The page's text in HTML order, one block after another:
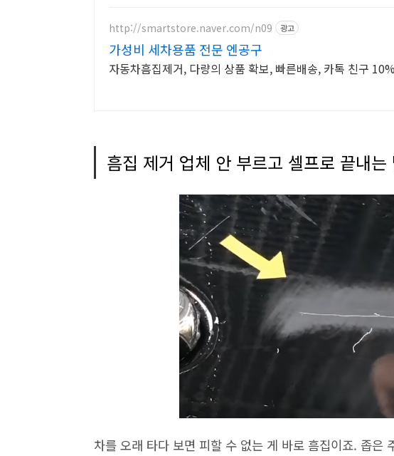
http://smartstore.naver.com/n09 광고
가성비 세차용품 전문 엔공구
자동차흠집제거, 다량의 상품 확보, 빠른배송, 카톡 친구
흠집 제거 업체 안 부르고 셀프로 끝내는
차를 오래 타다 보면 피할 수 없는 게 바로 흠집이죠. 좁은